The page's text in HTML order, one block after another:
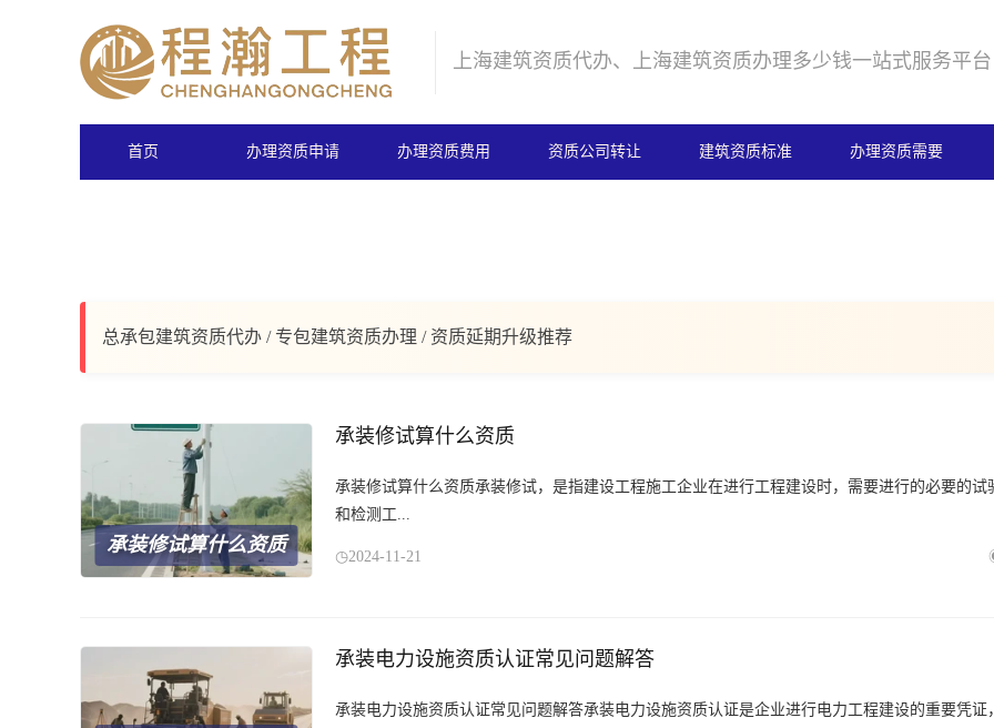
上海建筑资质代办、上海建筑资质办理多少钱一站式服务平台
首页 办理资质申请 办理资质费用 资质公司转让 建筑资质标准 办理资质需要
总承包建筑资质代办 / 专包建筑资质办理 / 资质延期升级推荐
承装修试算什么资质
承装修试算什么资质
承装修试算什么资质承装修试，是指建设工程施工企业在进行工程建设时，需要进行的必要的试
和检测工...
2024-11-21
承装电力设施资质认证常见问题解答
承装电力设施资质认证常见问题解答承装电力设施资质认证是企业进行电力工程建设的重要凭证，